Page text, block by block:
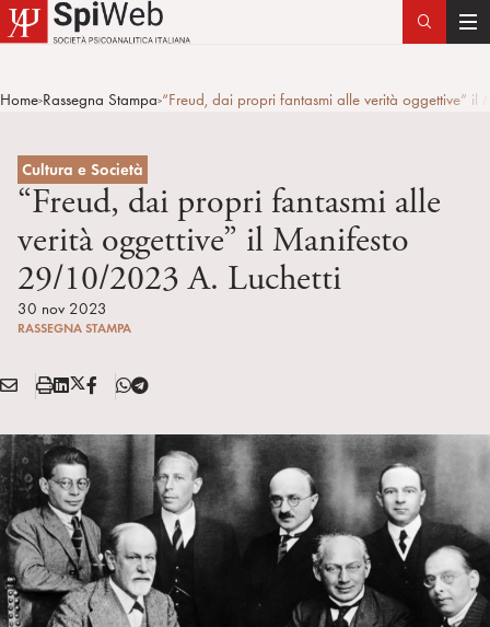
T
g
Home>Rassegna Stampa>“Freud, dai propri fantasmi alle verità oggettive”
Cultura e Società
“Freud, dai propri fantasmi alle
verità oggettive” il Manifesto
29/10/2023 A. Luchetti
30 nov 2023
RASSEGNA STAMPA
Condividi:
E
A
I
L
S
a
m
p
a
L
n
k
e
d
i
n
X
T
w
i
t
t
e
r
F
T
l
e
g
r
a
m